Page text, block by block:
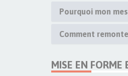
Pourquoi mon
Comment
MISE EN FORME